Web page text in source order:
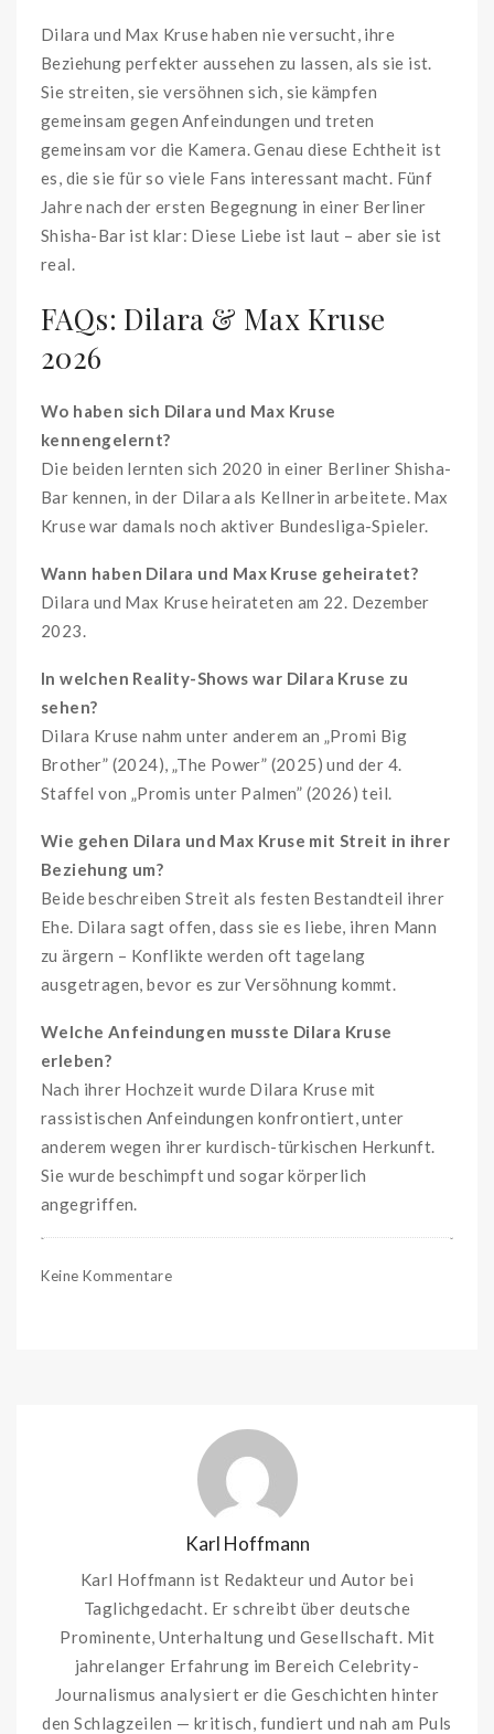
Dilara und Max Kruse haben nie versucht, ihre
Beziehung perfekter aussehen zu lassen, als sie ist.
Sie streiten, sie versöhnen sich, sie kämpfen
gemeinsam gegen Anfeindungen und treten
gemeinsam vor die Kamera. Genau diese Echtheit ist
es, die sie für so viele Fans interessant macht. Fünf
Jahre nach der ersten Begegnung in einer Berliner
Shisha-Bar ist klar: Diese Liebe ist laut – aber sie ist
real.
FAQs: Dilara & Max Kruse
2026
Wo haben sich Dilara und Max Kruse
kennengelernt?
Die beiden lernten sich 2020 in einer Berliner Shisha-
Bar kennen, in der Dilara als Kellnerin arbeitete. Max
Kruse war damals noch aktiver Bundesliga-Spieler.
Wann haben Dilara und Max Kruse geheiratet?
Dilara und Max Kruse heirateten am 22. Dezember
2023.
In welchen Reality-Shows war Dilara Kruse zu
sehen?
Dilara Kruse nahm unter anderem an „Promi Big
Brother” (2024), „The Power” (2025) und der 4.
Staffel von „Promis unter Palmen” (2026) teil.
Wie gehen Dilara und Max Kruse mit Streit in ihrer
Beziehung um?
Beide beschreiben Streit als festen Bestandteil ihrer
Ehe. Dilara sagt offen, dass sie es liebe, ihren Mann
zu ärgern – Konflikte werden oft tagelang
ausgetragen, bevor es zur Versöhnung kommt.
Welche Anfeindungen musste Dilara Kruse
erleben?
Nach ihrer Hochzeit wurde Dilara Kruse mit
rassistischen Anfeindungen konfrontiert, unter
anderem wegen ihrer kurdisch-türkischen Herkunft.
Sie wurde beschimpft und sogar körperlich
angegriffen.
Keine Kommentare
Karl Hoffmann
Karl Hoffmann ist Redakteur und Autor bei
Taglichgedacht. Er schreibt über deutsche
Prominente, Unterhaltung und Gesellschaft. Mit
jahrelanger Erfahrung im Bereich Celebrity-
Journalismus analysiert er die Geschichten hinter
den Schlagzeilen — kritisch, fundiert und nah am Puls